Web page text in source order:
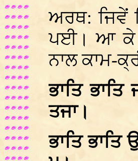
ਅਰਥ: ਜਿਵੇਂ
ਪਈ। ਆ ਕੇ
ਨਾਲ ਕਾਮ-
ਭਾਤਿ
ਤਜਾ।
ਭਾਤਿ ਭਾਤਿ